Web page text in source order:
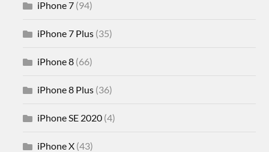
iPhone 7 (94)
iPhone 7 Plus (35)
iPhone 8 (66)
iPhone 8 Plus (36)
iPhone SE 2020 (4)
iPhone X (43)